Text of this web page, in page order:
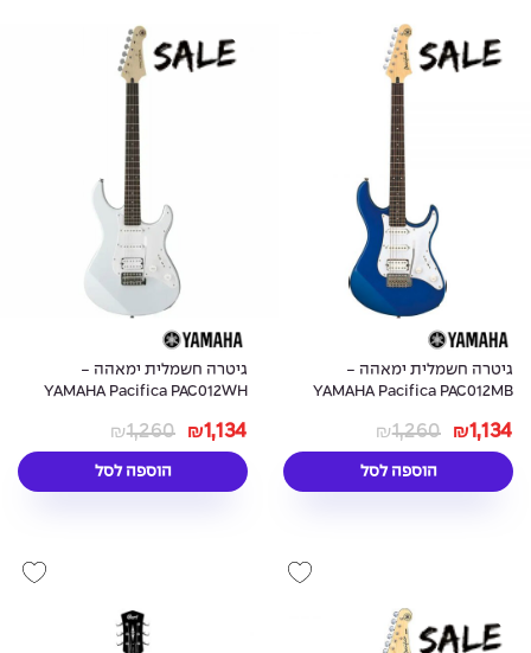
גיטרה חשמלית ימאהה -
YAMAHA Pacifica PAC012MB
₪1,260 ₪1,134
הוספה לסל
גיטרה חשמלית ימאהה -
YAMAHA Pacifica PAC012WH
₪1,260 ₪1,134
הוספה לסל